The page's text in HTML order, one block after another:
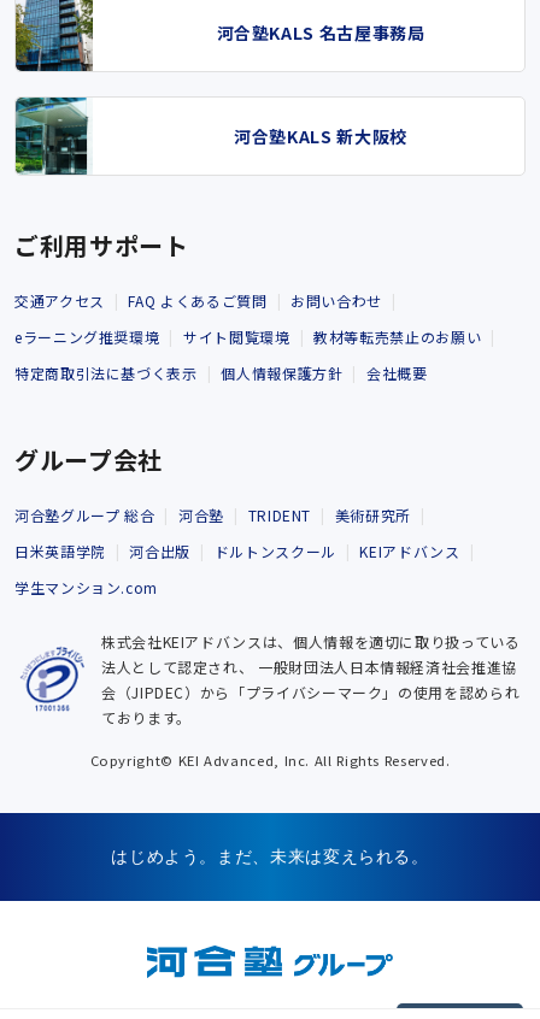
河合塾KALS 名古屋事務局
河合塾KALS 新大阪校
ご利用サポート
交通アクセス FAQ よくあるご質問
お問い合わせ
eラーニング推奨環境
サイト閲覧環境
教材等転売禁止のお願い
特定商取引法に基づく表示
個人情報保護方針 会社概要
グループ会社
河合塾グループ 総合 河合塾 TRIDENT
美術研究所
日米英語学院
河合出版 ドルトンスクール
KEIアドバンス
学生マンション.com
株式会社KEIアドバンスは、個人情報を適切に取り扱っている
法人として認定され、 一般財団法人日本情報経済社会推進協
会（JIPDEC）から「プライバシーマーク」の使用を認められ
ております。
Copyright© KEI Advanced, Inc. All Rights Reserved.
はじめよう。まだ、未来は変えられる。